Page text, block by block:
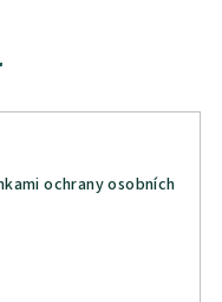
ochrany osobních